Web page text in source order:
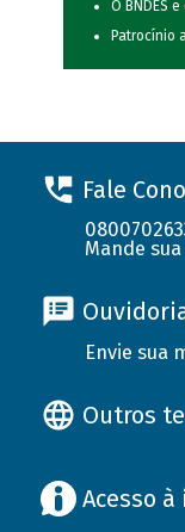
O BNDES
Patrocínio
Fale
Mande
Envie sua
Outros
Acesso